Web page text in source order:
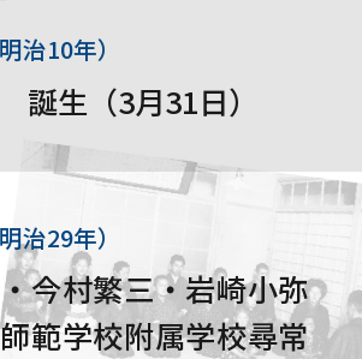
明治10年）
生（3月31日）
明治29年）
今村繁三・岩崎小弥
範学校附属学校尋常